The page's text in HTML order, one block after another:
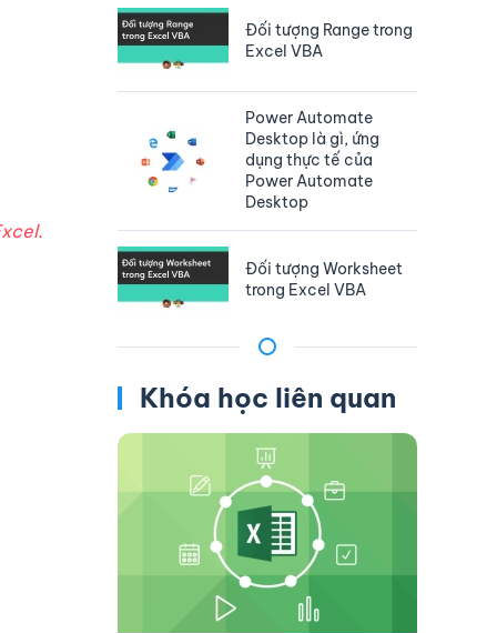
Đối tượng Range trong
Excel VBA
Power Automate
Desktop là gì, ứng
dụng thực tế của
Power Automate
Desktop
Đối tượng Worksheet
trong Excel VBA
Khóa học liên quan